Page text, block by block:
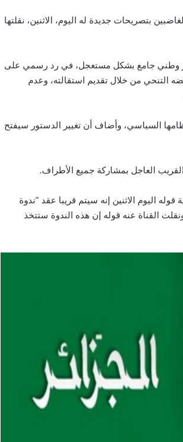
بتصريحات جديدة له اليوم، الاثنين، نقلتها
وطني جامع بشكل مستعجل، في رد رسمي على
التنحي من خلال تقديم استقالته، وعدم
السياسي، وأضاف أن تغيير الدستور سيفتح
العاجل بمشاركة جميع الأطراف.
اليوم الاثنين إنه سيتم قريبا عقد “ندوة
القناة عنه قوله إن هذه الندوة ستتخذ